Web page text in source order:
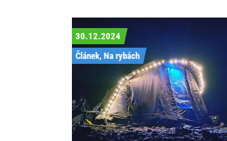
30.12.2024
Článek, Na rybách